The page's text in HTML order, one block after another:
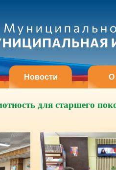
Новости О
для старшего